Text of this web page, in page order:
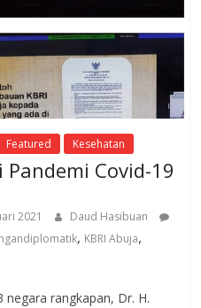
Featured Kesehatan
Covid-19
2021
Daud Hasibuan
, KBRI Abuja,
negara rangkapan, Dr. H.